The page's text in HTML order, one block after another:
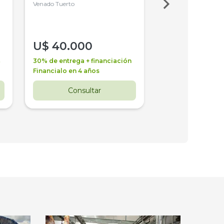
4WD, PATON
Venado Tuerto
U$ 40.000
30% de entrega + financiación
Financialo en 4 años
Consultar
Venado Tuerto